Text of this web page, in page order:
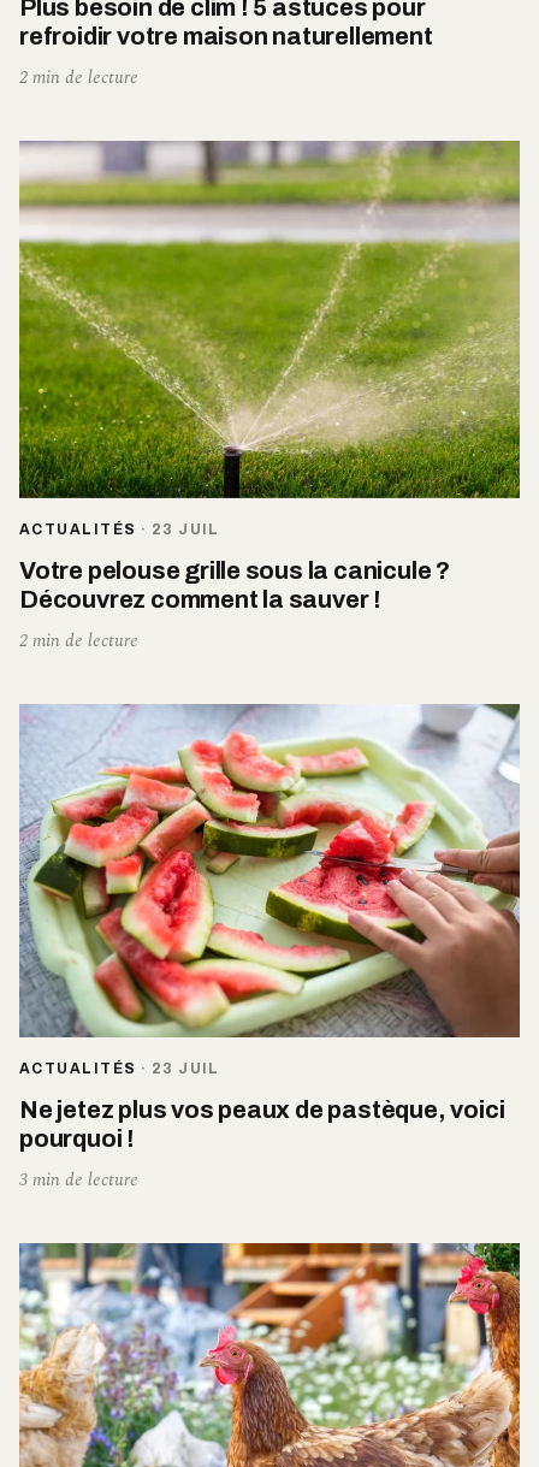
Plus besoin de clim ! 5 astuces pour
refroidir votre maison naturellement
2 min de lecture
ACTUALITÉS · 23 JUIL
Votre pelouse grille sous la canicule ?
Découvrez comment la sauver !
2 min de lecture
ACTUALITÉS · 23 JUIL
Ne jetez plus vos peaux de pastèque, voici
pourquoi !
3 min de lecture